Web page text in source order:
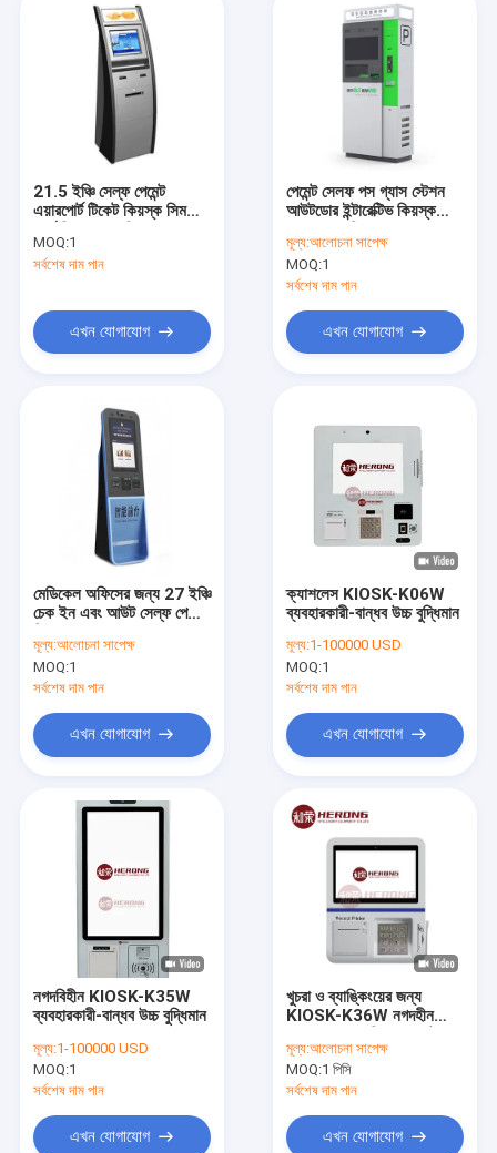
আমাদের সম্বন্ধে
কারখানা পরিদর্শন
একটি উদ্ধৃতি অনুরোধ করুন
ভেন্ডিং মেশিন কিয়স্ক
স্ব-সেবা কিয়স্ক
নগদ জমা মেশিন
সেল্ফ সার্ভিস পিওএস কিয়স্ক
স্ব-প্রদান কিয়স্ক
স্ব-অর্ডারিং কিয়স্ক
21.5 ইঞ্চি সেল্ফ পেমেন্ট
এয়ারপোর্ট টিকেট কিয়স্ক সিম
MOQ:1
সর্বশেষ দাম পান
এখন যোগাযোগ
পেমেন্ট সেলফ পস গ্যাস স্টেশন
আউটডোর ইন্টারেক্টিভ কিয়স্ক
মূল্য:আলোচনা সাপেক্ষ
MOQ:1
সর্বশেষ দাম পান
এখন যোগাযোগ
মেডিকেল অফিসের জন্য 27 ইঞ্চি
চেক ইন এবং আউট সেল্ফ পেমেন্ট
মূল্য:আলোচনা সাপেক্ষ
MOQ:1
সর্বশেষ দাম পান
এখন যোগাযোগ
ক্যাশলেস KIOSK-K06W
ব্যবহারকারী-বান্ধব উচ্চ বুদ্ধিমান
মূল্য:1-100000 USD
MOQ:1
সর্বশেষ দাম পান
এখন যোগাযোগ
নগদবিহীন KIOSK-K35W
ব্যবহারকারী-বান্ধব উচ্চ বুদ্ধিমান
মূল্য:1-100000 USD
MOQ:1
সর্বশেষ দাম পান
এখন যোগাযোগ
খুচরা ও ব্যাঙ্কিংয়ের জন্য
KIOSK-K36W নগদহীন
টার্মিনাল
মূল্য:আলোচনা সাপেক্ষ
MOQ:1 পিসি
সর্বশেষ দাম পান
এখন যোগাযোগ